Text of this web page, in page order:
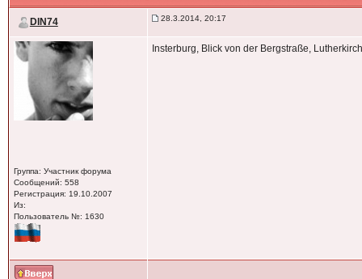
DIN74 28.3.2014, 20:17
Группа: Участник форума
Сообщений: 558
Регистрация: 19.10.2007
Из:
Пользователь №: 1630
Insterburg, Blick von der Bergstraße,